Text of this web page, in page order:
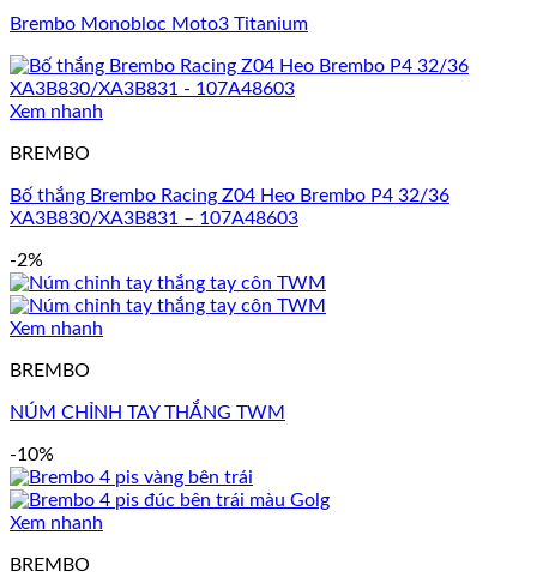
Brembo Monobloc Moto3 Titanium
Xem nhanh
BREMBO
Bố thắng Brembo Racing Z04 Heo Brembo P4 32/36
XA3B830/XA3B831 – 107A48603
-2%
Xem nhanh
BREMBO
NÚM CHỈNH TAY THẮNG TWM
-10%
Xem nhanh
BREMBO